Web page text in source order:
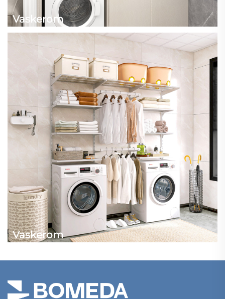
Vaskerom
Vaskerom